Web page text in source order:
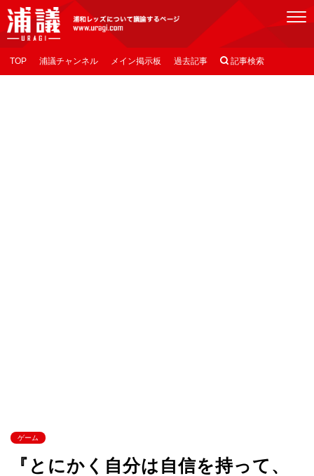
[浦議]浦和レッズについて議論するページ
TOP 浦議チャンネル メイン掲示板 過去記事  記事検索
ゲーム
『とにかく自分は自信を持って、